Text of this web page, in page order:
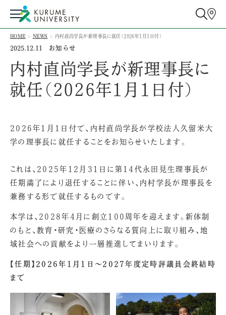
HOME NEWS 内村直尚学長が新理事長に就任（2026年1月1日付）
2025.12.11 お知らせ
内村直尚学長が新理事長に
就任（2026年1月1日付）
2026年1月1日付で、内村直尚学長が学校法人久留米大
学の理事長に就任することをお知らせいたします。
これは、2025年12月31日に第14代永田見生理事長が
任期満了により退任することに伴い、内村学長が理事長を
兼務する形で就任するものです。
本学は、2028年4月に創立100周年を迎えます。新体制
のもと、教育・研究・医療のさらなる質向上に取り組み、地
域社会への貢献をより一層推進してまいります。
【任期】2026年1月1日～2027年度定時評議員会終結時
まで